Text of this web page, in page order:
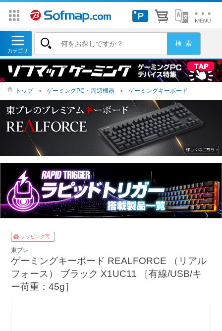
トップ ＞ ゲーミングPC・周辺機器 ＞ ゲーミングキーボード
ラッピング可
東プレ
ゲーミングキーボード REALFORCE （リアル
フォース） ブラック X1UC11 ［有線/USB/キ
ー荷重：45g］